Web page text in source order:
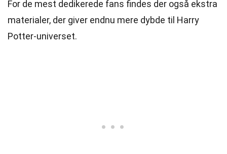
For de mest dedikerede fans findes der også ekstra
materialer, der giver endnu mere dybde til Harry
Potter-universet.